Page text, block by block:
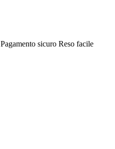
Pagamento sicuro Reso facile